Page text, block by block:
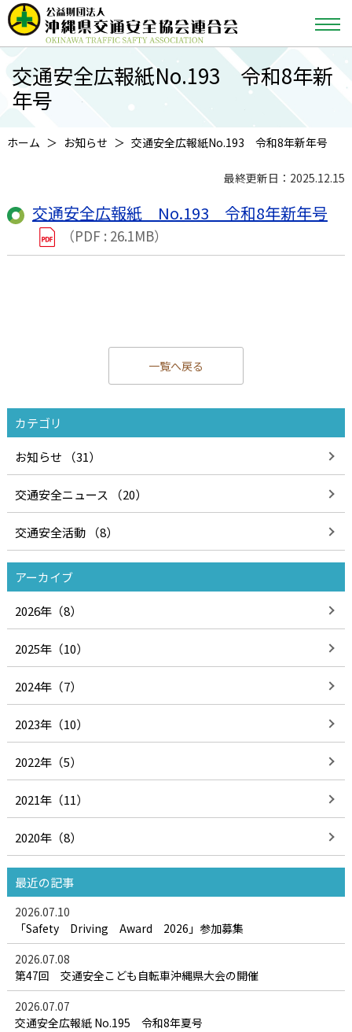
交通安全広報紙No.193 令和8年新
年号
ホーム お知らせ 交通安全広報紙No.193 令和8年新年号
最終更新日：2025.12.15
交通安全広報紙 No.193 令和8年新年号
（PDF : 26.1MB）
一覧へ戻る
カテゴリ
お知らせ （31）
交通安全ニュース （20）
交通安全活動 （8）
アーカイブ
2026年（8）
2025年（10）
2024年（7）
2023年（10）
2022年（5）
2021年（11）
2020年（8）
最近の記事
2026.07.10
「Safety Driving Award 2026」参加募集
2026.07.08
第47回 交通安全こども自転車沖縄県大会の開催
2026.07.07
交通安全広報紙 No.195 令和8年夏号